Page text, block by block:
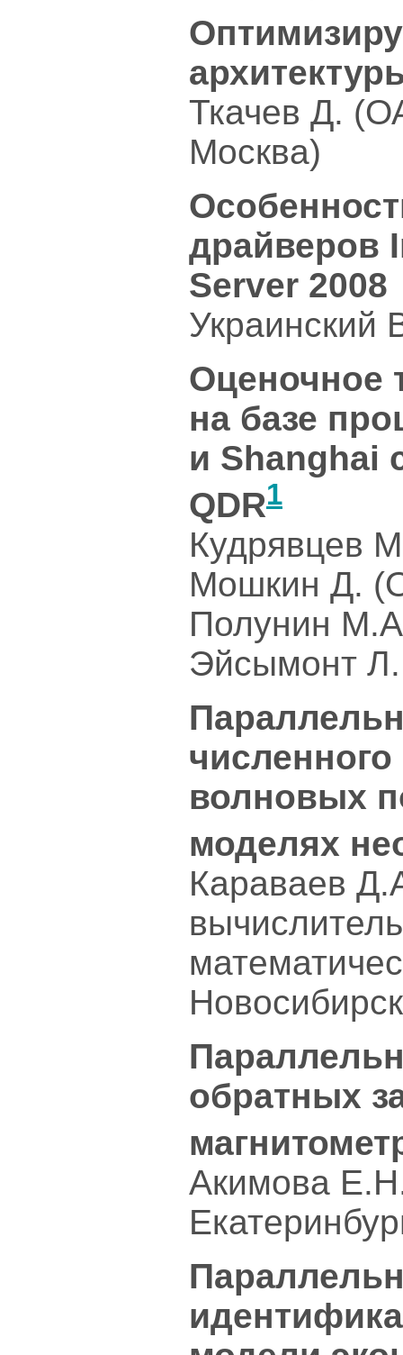
Ткачев Д.
Москва)
драйверов
Server 2008
Украинский
Оценочное
на базе
и Shanghai
QDR1
Кудрявцев
Мошкин Д.
Полунин
Эйсымонт
волновых
моделях
Караваев
обратных
Акимова